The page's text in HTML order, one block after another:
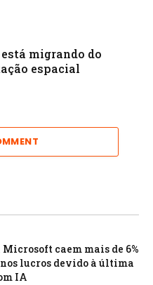
migrando do
espacial
Microsoft caem mais de 6%
nos lucros devido à última
IA